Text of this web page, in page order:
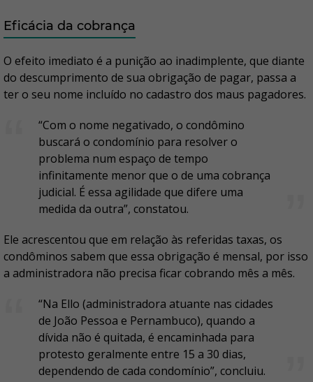
Eficácia da cobrança
O efeito imediato é a punição ao inadimplente, que diante
do descumprimento de sua obrigação de pagar, passa a
ter o seu nome incluído no cadastro dos maus pagadores.
“Com o nome negativado, o condômino
buscará o condomínio para resolver o
problema num espaço de tempo
infinitamente menor que o de uma cobrança
judicial. É essa agilidade que difere uma
medida da outra”, constatou.
Ele acrescentou que em relação às referidas taxas, os
condôminos sabem que essa obrigação é mensal, por isso
a administradora não precisa ficar cobrando mês a mês.
“Na Ello (administradora atuante nas cidades
de João Pessoa e Pernambuco), quando a
dívida não é quitada, é encaminhada para
protesto geralmente entre 15 a 30 dias,
dependendo de cada condomínio”, concluiu.